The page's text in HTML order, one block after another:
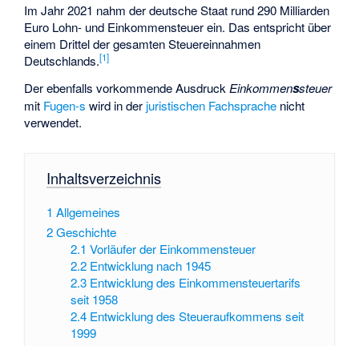
Im Jahr 2021 nahm der deutsche Staat rund 290 Milliarden
Euro Lohn- und Einkommensteuer ein. Das entspricht über
einem Drittel der gesamten Steuereinnahmen
Deutschlands.[1]
Der ebenfalls vorkommende AusdruckEinkommenssteuer
mit Fugen-s wird in der juristischen Fachsprache nicht
verwendet.
Inhaltsverzeichnis
1 Allgemeines
2Geschichte
2.1 Vorläufer der Einkommensteuer
2.2 Entwicklung nach 1945
2.3 Entwicklung des Einkommensteuertarifs
seit 1958
2.4 Entwicklung des Steueraufkommens seit
1999